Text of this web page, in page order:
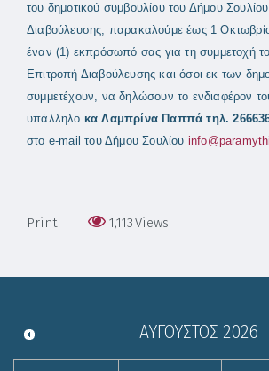
του δημοτικού συμβουλίου του Δήμου
Διαβούλευσης, παρακαλούμε έως 1
έναν (1) εκπρόσωπό σας για τη συμμετοχή
Επιτροπή Διαβούλευσης και όσοι εκ των
συμμετέχουν, να δηλώσουν το ενδιαφέρον
υπάλληλο κα Λαμπρίνα Παππά τηλ.
στο e-mail του Δήμου Σουλίου
Print 1,113Views
ΑΎΓΟΥΣΤΟΣ 2026